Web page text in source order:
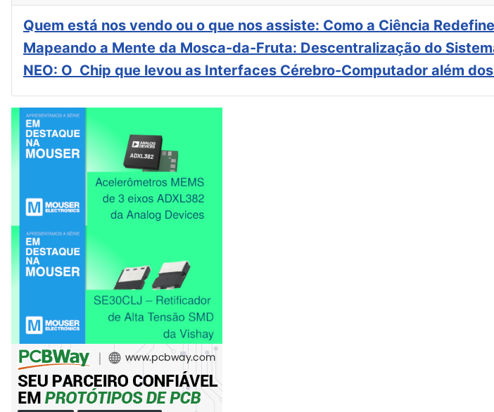
Quem está nos vendo ou o que nos assiste: Como a Ciência
Mapeando a Mente da Mosca-da-Fruta: Descentralização do
NEO: O Chip que levou as Interfaces Cérebro-Computador além